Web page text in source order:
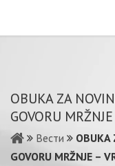
OBUKA ZA
GOVORU
Вести
OBUKA
GOVORU MRŽNJE –